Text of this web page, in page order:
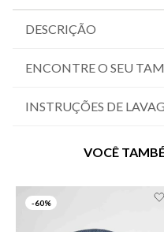
DESCRIÇÃO
ENCONTRE O SEU
INSTRUÇÕES DE
VOCÊ
-60%